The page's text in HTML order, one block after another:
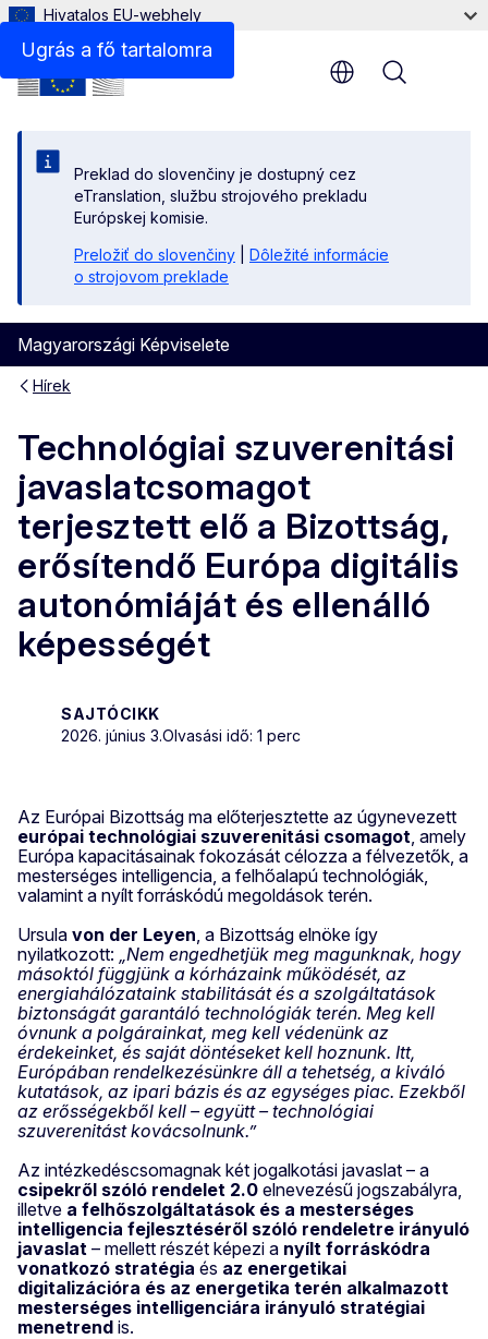
Ugrás a fő tartalomra
Hivatalos EU-webhely
Preklad do slovenčiny je dostupný cez
eTranslation, službu strojového prekladu
Európskej komisie.
Preložiť do slovenčiny
Dôležité informácie
o strojovom preklade
Magyarországi Képviselete
Menu
Hírek
Technológiai szuverenitási
javaslatcsomagot
terjesztett elő a Bizottság,
erősítendő Európa digitális
autonómiáját és ellenálló
képességét
SAJTÓCIKK
2026. június 3.Olvasási idő: 1 perc
Az Európai Bizottság ma előterjesztette az úgynevezett
európai technológiai szuverenitási csomagot , amely
Európa kapacitásainak fokozását célozza a félvezetők, a
mesterséges intelligencia, a felhőalapú technológiák,
valamint a nyílt forráskódú megoldások terén.
Ursula von der Leyen , a Bizottság elnöke így
nyilatkozott: „Nem engedhetjük meg magunknak, hogy
másoktól függjünk a kórházaink működését, az
energiahálózataink stabilitását és a szolgáltatások
biztonságát garantáló technológiák terén. Meg kell
óvnunk a polgárainkat, meg kell védenünk az
érdekeinket, és saját döntéseket kell hoznunk. Itt,
Európában rendelkezésünkre áll a tehetség, a kiváló
kutatások, az ipari bázis és az egységes piac. Ezekből
az erősségekből kell – együtt – technológiai
szuverenitást kovácsolnunk.”
Az intézkedéscsomagnak két jogalkotási javaslat – a
csipekről szóló rendelet 2.0 elnevezésű jogszabályra,
illetve a felhőszolgáltatások és a mesterséges
intelligencia fejlesztéséről szóló rendeletre irányuló
javaslat – mellett részét képezi a nyílt forráskódra
vonatkozó stratégia és az energetikai
digitalizációra és az energetika terén alkalmazott
mesterséges intelligenciára irányuló stratégiai
menetrend is.